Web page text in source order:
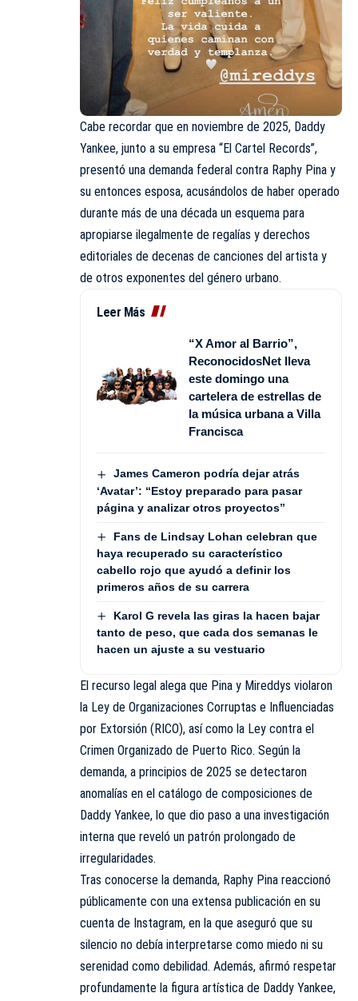
Cabe recordar que en noviembre de 2025, Daddy
Yankee, junto a su empresa “El Cartel Records”,
presentó una demanda federal contra Raphy Pina y
su entonces esposa, acusándolos de haber operado
durante más de una década un esquema para
apropiarse ilegalmente de regalías y derechos
editoriales de decenas de canciones del artista y
de otros exponentes del género urbano.
Leer Más
“X Amor al Barrio”,
ReconocidosNet lleva
este domingo una
cartelera de estrellas de
la música urbana a Villa
Francisca
James Cameron podría dejar atrás
‘Avatar’: “Estoy preparado para pasar
página y analizar otros proyectos”
Fans de Lindsay Lohan celebran que
haya recuperado su característico
cabello rojo que ayudó a definir los
primeros años de su carrera
Karol G revela las giras la hacen bajar
tanto de peso, que cada dos semanas le
hacen un ajuste a su vestuario
El recurso legal alega que Pina y Mireddys violaron
la Ley de Organizaciones Corruptas e Influenciadas
por Extorsión (RICO), así como la Ley contra el
Crimen Organizado de Puerto Rico. Según la
demanda, a principios de 2025 se detectaron
anomalías en el catálogo de composiciones de
Daddy Yankee, lo que dio paso a una investigación
interna que reveló un patrón prolongado de
irregularidades.
Tras conocerse la demanda, Raphy Pina reaccionó
públicamente con una extensa publicación en su
cuenta de Instagram, en la que aseguró que su
silencio no debía interpretarse como miedo ni su
serenidad como debilidad. Además, afirmó respetar
profundamente la figura artística de Daddy Yankee,